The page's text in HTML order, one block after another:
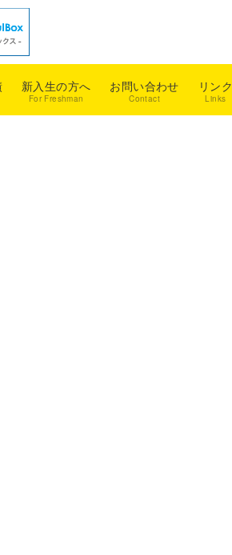
新入生の方へ
For Freshman
お問い合わせ
Contact
リンク
Links